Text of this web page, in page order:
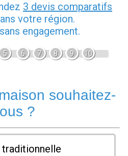
3 devis comparatifs
votre région.
engagement.
5 6 7 8 9 10
souhaitez-
?
traditionnelle